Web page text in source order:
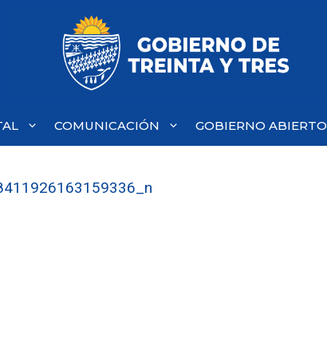
COMUNICACIÓN GOBIERNO ABIERTO